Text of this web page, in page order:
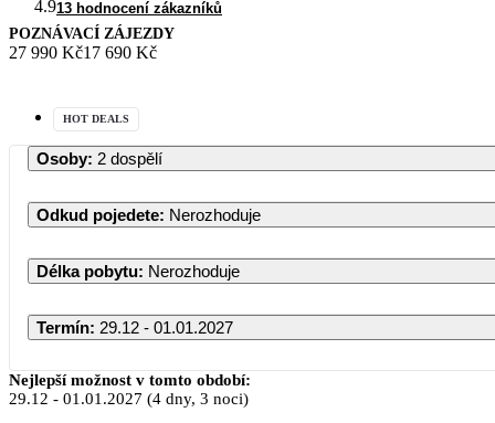
4.913 hodnocení zákazníků
POZNÁVACÍ ZÁJEZDY
27 990 Kč17 690 Kč
HOT DEALS
Osoby: 2 dospělí
Odkud pojedete: Nerozhoduje
Délka pobytu: Nerozhoduje
Termín: 29.12 - 01.01.2027
Nejlepší možnost v tomto období:
29.12 - 01.01.2027 (4 dny, 3 noci)